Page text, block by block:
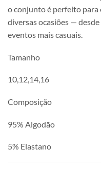
o conjunto é perfeito para
diversas ocasiões —
eventos mais casuais.
Tamanho
10,12,14,16
Composição
95% Algodão
5% Elastano